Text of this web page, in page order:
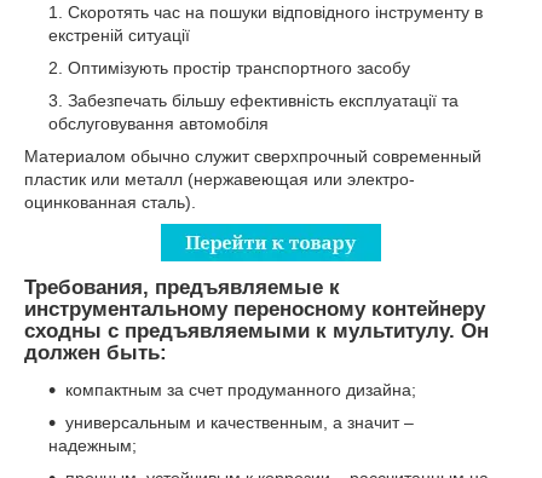
Скоротять час на пошуки відповідного інструменту в
екстреній ситуації
Оптимізують простір транспортного засобу
Забезпечать більшу ефективність експлуатації та
обслуговування автомобіля
Материалом обычно служит сверхпрочный современный
пластик или металл (нержавеющая или электро-
оцинкованная сталь).
Требования, предъявляемые к
инструментальному переносному контейнеру
сходны с предъявляемыми к мультитулу. Он
должен быть:
компактным за счет продуманного дизайна;
универсальным и качественным, а значит –
надежным;